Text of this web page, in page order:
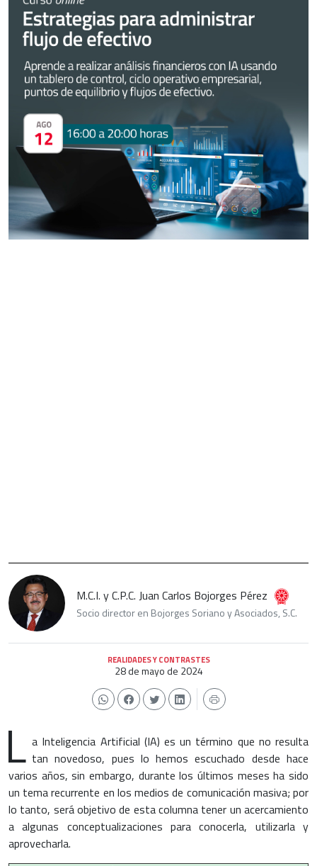
M.C.I. y C.P.C. Juan Carlos Bojorges Pérez
Socio director en Bojorges Soriano y Asociados, S.C.
REALIDADES Y CONTRASTES
28 de mayo de 2024
L a Inteligencia Artificial (IA) es un término que no resulta
tan novedoso, pues lo hemos escuchado desde hace
varios años, sin embargo, durante los últimos meses ha sido
un tema recurrente en los medios de comunicación masiva; por
lo tanto, será objetivo de esta columna tener un acercamiento
a algunas conceptualizaciones para conocerla, utilizarla y
aprovecharla.